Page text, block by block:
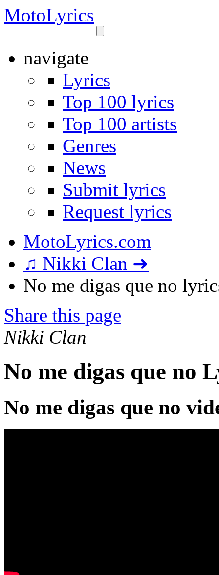
MotoLyrics
navigate
Lyrics
Top 100 lyrics
Top 100 artists
Genres
News
Submit lyrics
Request lyrics
MotoLyrics.com
♫ Nikki Clan ➜
No me digas que no
Share this page
Nikki Clan
No me digas que no
No me digas que no